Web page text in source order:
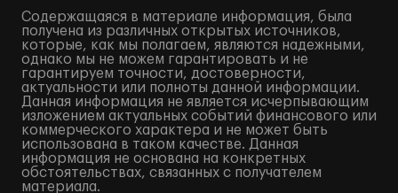
Содержащаяся в материале информация, была
получена из различных открытых источников,
которые, как мы полагаем, являются надежными,
однако мы не можем гарантировать и не
гарантируем точности, достоверности,
актуальности или полноты данной информации.
Данная информация не является исчерпывающим
изложением актуальных событий финансового или
коммерческого характера и не может быть
использована в таком качестве. Данная
информация не основана на конкретных
обстоятельствах, связанных с получателем
материала.